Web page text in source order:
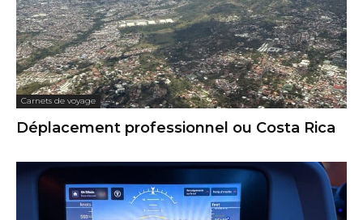
Carnets de voyage
Déplacement professionnel ou Costa Rica